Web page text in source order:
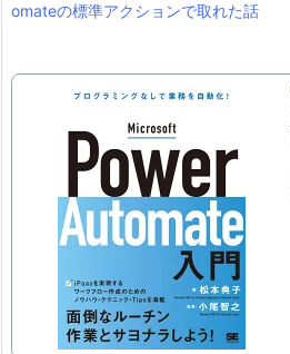
omateの標準アクションで取れた話